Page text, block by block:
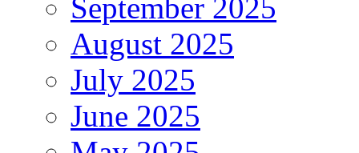
September 2025
August 2025
July 2025
June 2025